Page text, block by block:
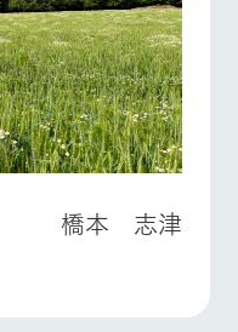
橋本 志津